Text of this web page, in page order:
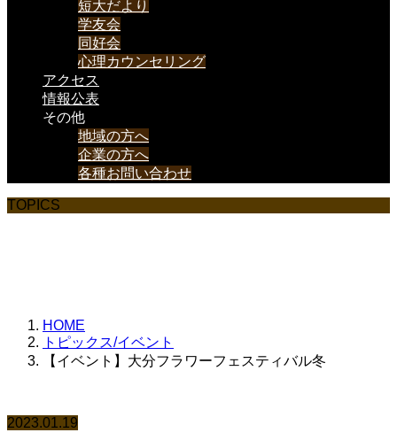
短大だより
学友会
同好会
心理カウンセリング
アクセス
情報公表
その他
地域の方へ
企業の方へ
各種お問い合わせ
TOPICS
HOME
トピックス/イベント
【イベント】大分フラワーフェスティバル冬
2023.01.19